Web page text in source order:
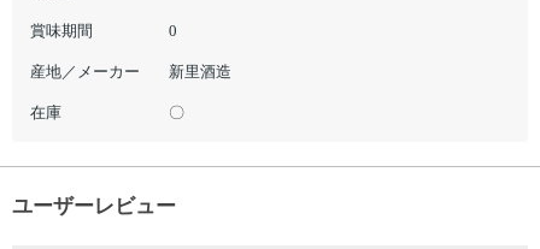
賞味期間 0
産地／メーカー 新里酒造
在庫 〇
ユーザーレビュー